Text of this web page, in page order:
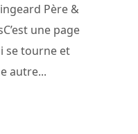
Père &
une page
se tourne et
autre...